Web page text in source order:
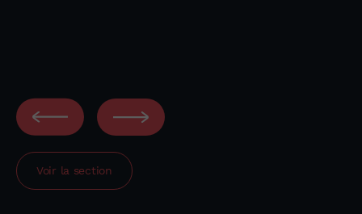
Voir la section